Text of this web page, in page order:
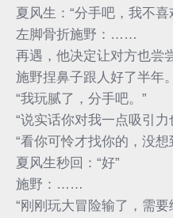
夏风生：“分手吧，我不
左脚骨折施野：……
再遇，他决定让对方也尝
施野捏鼻子跟人好了半年。
“我玩腻了，分手吧。”
“说实话你对我一点吸引力
“看你可怜才找你的，没想
夏风生秒回：“好”
施野：……
“刚刚玩大冒险输了，需要